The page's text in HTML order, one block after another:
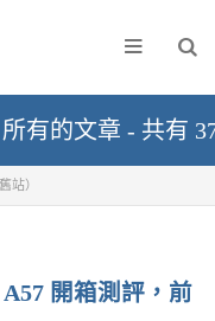
有的文章 - 共有
站）
開箱測評，前